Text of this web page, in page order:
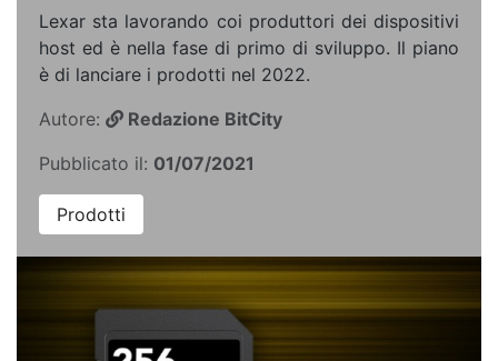
Lexar sta lavorando coi produttori dei dispositivi
host ed è nella fase di primo di sviluppo. Il piano
è di lanciare i prodotti nel 2022.
Autore:
Redazione BitCity
Pubblicato il: 01/07/2021
Prodotti